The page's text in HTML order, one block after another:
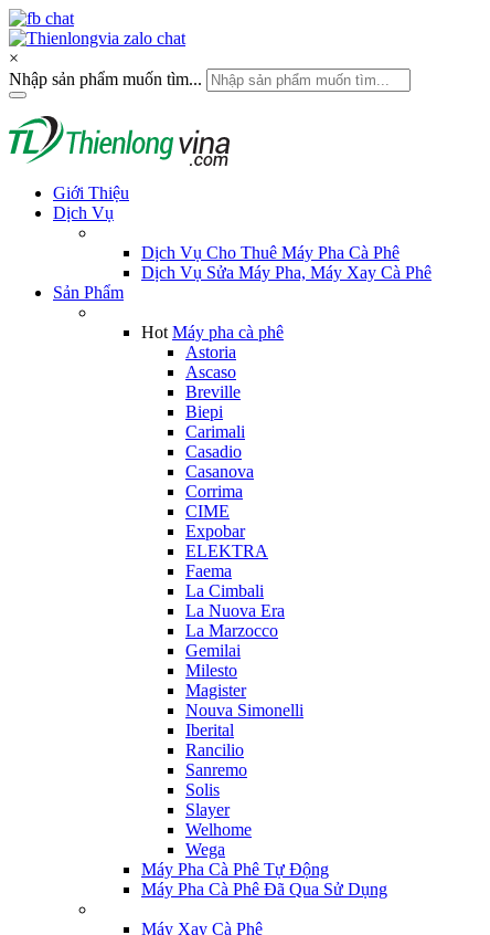
×
Nhập sản phẩm muốn tìm...
Giới Thiệu
Dịch Vụ
Dịch Vụ Cho Thuê Máy Pha Cà Phê
Dịch Vụ Sửa Máy Pha, Máy Xay Cà Phê
Sản Phẩm
Hot Máy pha cà phê
Astoria
Ascaso
Breville
Biepi
Carimali
Casadio
Casanova
Corrima
CIME
Expobar
ELEKTRA
Faema
La Cimbali
La Nuova Era
La Marzocco
Gemilai
Milesto
Magister
Nouva Simonelli
Iberital
Rancilio
Sanremo
Solis
Slayer
Welhome
Wega
Máy Pha Cà Phê Tự Động
Máy Pha Cà Phê Đã Qua Sử Dụng
Máy Xay Cà Phê